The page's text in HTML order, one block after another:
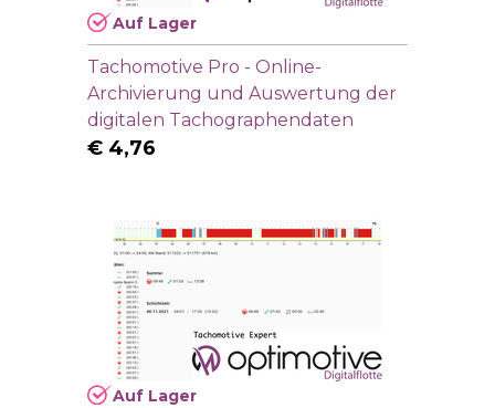
Auf Lager
Tachomotive Pro - Online-
Archivierung und Auswertung der
digitalen Tachographendaten
€ 4,76
Auf Lager